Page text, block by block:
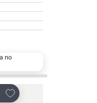
no
Adicionar aos favoritos